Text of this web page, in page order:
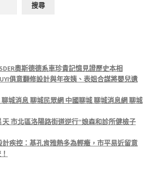
搜尋
奧斯德德系車珍貴記憶見證歷史本相
俱意翻修設計與年夜姨、表姐合謀將嬰兒遺
城消息 聊城民眾網 中國聊城 聊城消息網 聊城
市北區洛陽路街道逆行“娘森和診所健檢子
計疾控：基孔肯雅熱多為輕癥，市平易近留意